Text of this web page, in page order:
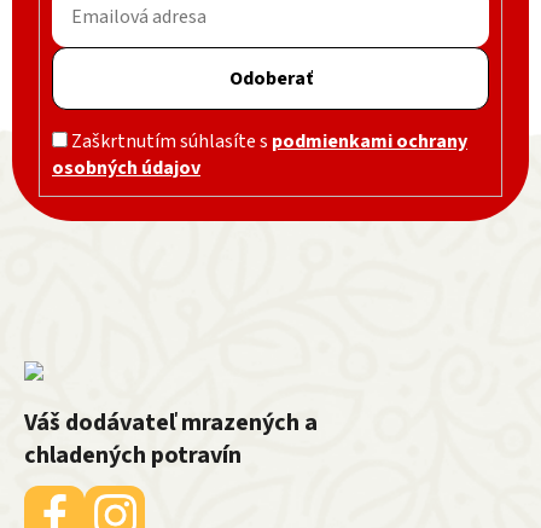
Odoberať
Zaškrtnutím súhlasíte s podmienkami ochrany
osobných údajov
Zápätie
Váš dodávateľ mrazených a
chladených potravín